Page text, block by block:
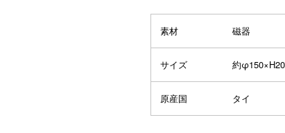
素材 磁器
サイズ 約
原産国 タイ